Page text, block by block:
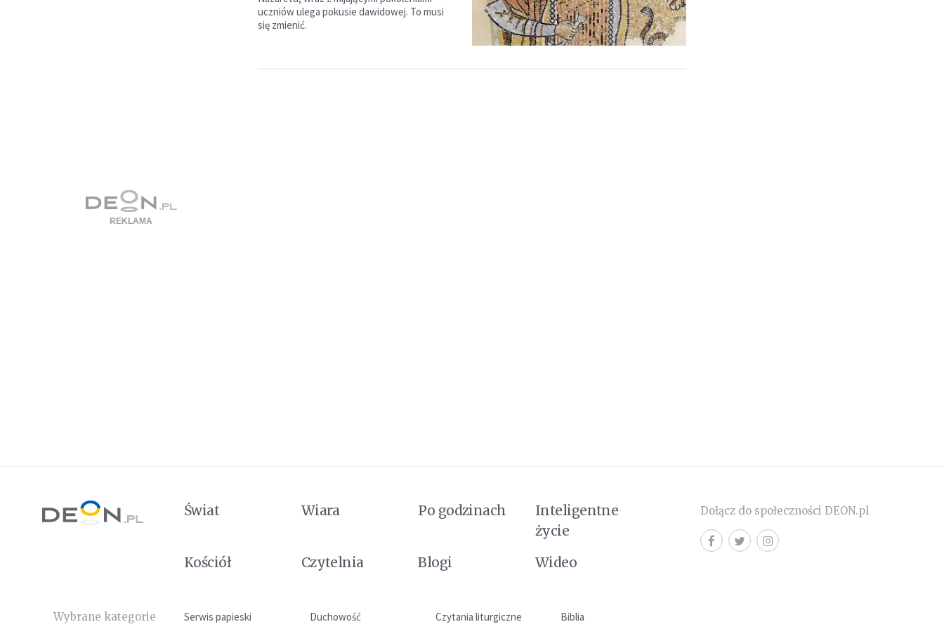
uczniów ulega pokusie dawidowej. To musi
się zmienić.
Świat Wiara Po godzinach
Inteligentne
życie
Kościół
Czytelnia Blogi Wideo
Wybrane kategorie Serwis papieski Duchowość Czytania liturgiczne Biblia
Dołącz do społeczności DEON.pl